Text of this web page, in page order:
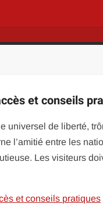
et conseils
universel de liberté,
l’amitié entre les
Les visiteurs
et conseils pratiques